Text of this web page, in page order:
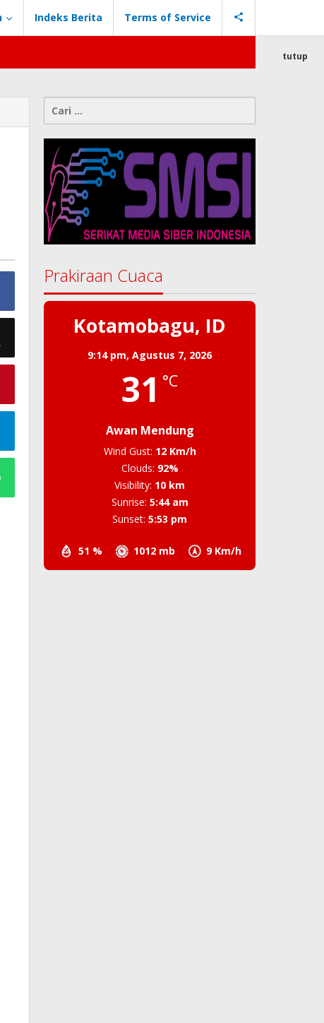
Indeks Berita Terms of Service
tutup
Cari
untuk:
Prakiraan Cuaca
Kotamobagu, ID
9:14 pm,Agustus 7, 2026
31 °C
Awan Mendung
51 % 1012 mb 9 Km/h
Wind Gust: 12 Km/h
Clouds: 92%
Visibility: 10 km
Sunrise: 5:44 am
Sunset: 5:53 pm